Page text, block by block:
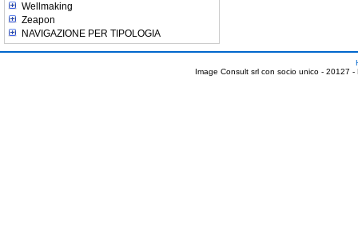
Wellmaking
Zeapon
NAVIGAZIONE PER TIPOLOGIA
Image Consult srl con socio unico - 20127